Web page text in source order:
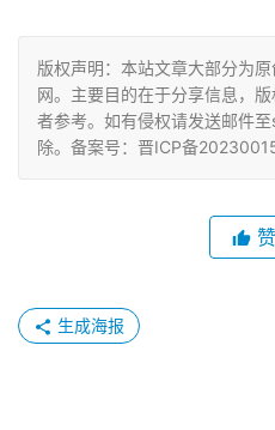
版权声明：本站文章大部分为
网。主要目的在于分享信息，
者参考。如有侵权请发送邮件
除。备案号：晋ICP备
赞
生成海报